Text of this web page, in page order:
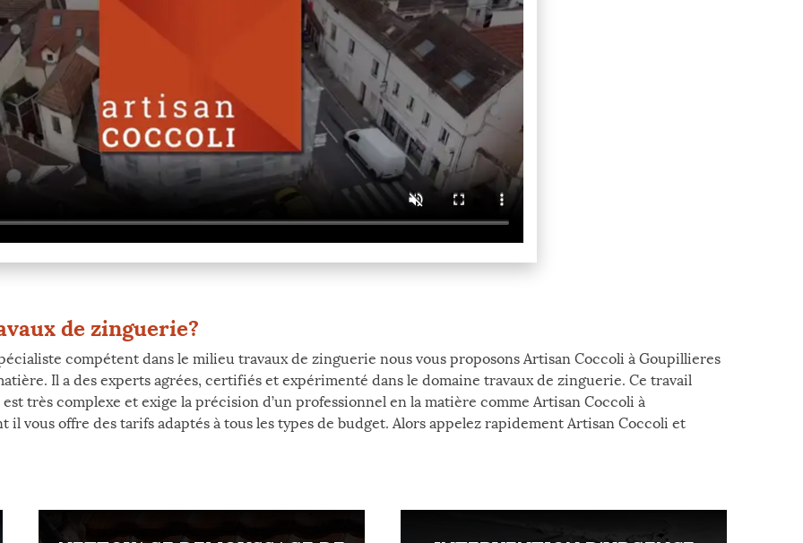
de zinguerie?
compétent dans le milieu travaux de zinguerie nous vous proposons Artisan Coccoli à Goupillieres
Il a des experts agrées, certifiés et expérimenté dans le domaine travaux de zinguerie. Ce travail
très complexe et exige la précision d’un professionnel en la matière comme Artisan Coccoli à
il vous offre des tarifs adaptés à tous les types de budget. Alors appelez rapidement Artisan Coccoli et